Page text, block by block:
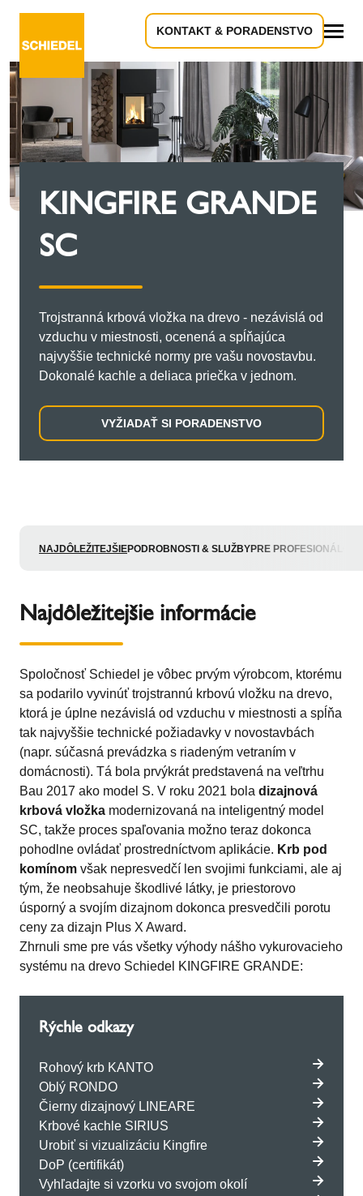
KONTAKT & PORADENSTVO
KINGFIRE GRANDE
SC
Trojstranná krbová vložka na drevo - nezávislá od
vzduchu v miestnosti, ocenená a spĺňajúca
najvyššie technické normy pre vašu novostavbu.
Dokonalé kachle a deliaca priečka v jednom.
VYŽIADAŤ SI PORADENSTVO
NAJDÔLEŽITEJŠIEPODROBNOSTI & SLUŽBYPRE PROFESIONÁLOV
Najdôležitejšie informácie
Spoločnosť Schiedel je vôbec prvým výrobcom, ktorému
sa podarilo vyvinúť trojstrannú krbovú vložku na drevo,
ktorá je úplne nezávislá od vzduchu v miestnosti a spĺňa
tak najvyššie technické požiadavky v novostavbách
(napr. súčasná prevádzka s riadeným vetraním v
domácnosti). Tá bola prvýkrát predstavená na veľtrhu
Bau 2017 ako model S. V roku 2021 bola dizajnová
krbová vložka modernizovaná na inteligentný model
SC, takže proces spaľovania možno teraz dokonca
pohodlne ovládať prostredníctvom aplikácie. Krb pod
komínom však nepresvedčí len svojimi funkciami, ale aj
tým, že neobsahuje škodlivé látky, je priestorovo
úsporný a svojím dizajnom dokonca presvedčili porotu
ceny za dizajn Plus X Award.
Zhrnuli sme pre vás všetky výhody nášho vykurovacieho
systému na drevo Schiedel KINGFIRE GRANDE:
Rýchle odkazy
Rohový krb KANTO
Oblý RONDO
Čierny dizajnový LINEARE
Krbové kachle SIRIUS
Urobiť si vizualizáciu Kingfire
DoP (certifikát)
Vyhľadajte si vzorku vo svojom okolí